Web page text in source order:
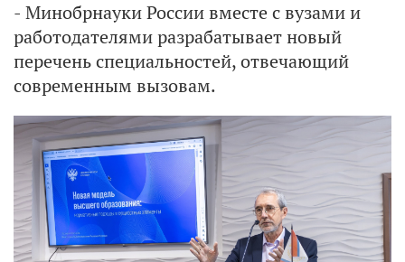
- Минобрнауки России вместе с вузами и
работодателями разрабатывает новый
перечень специальностей, отвечающий
современным вызовам.